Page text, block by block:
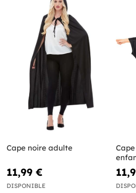
Cape noire adulte
11,99 €
DISPONIBLE